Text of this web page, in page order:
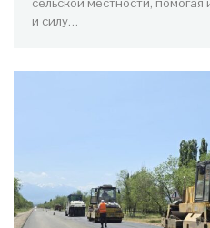
и силу…